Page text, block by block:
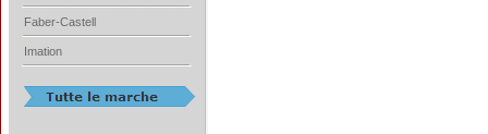
Faber-Castell
Imation